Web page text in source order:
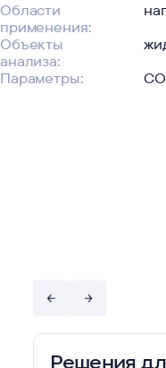
Области
применения:
Объекты
анализа:
Параметры:
Решения